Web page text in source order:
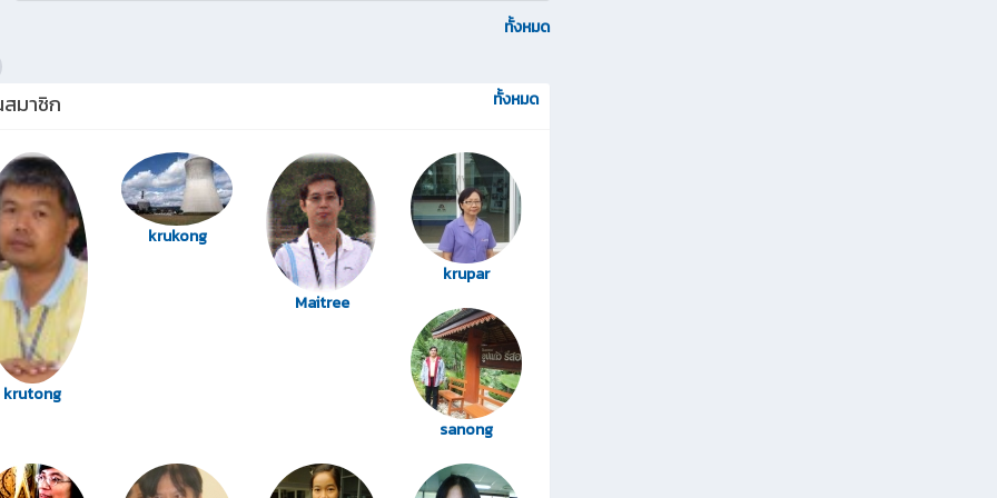
ทั้งหมด
มาชิก ทั้งหมด
krutong
krukong
Maitree
krupar
sanong